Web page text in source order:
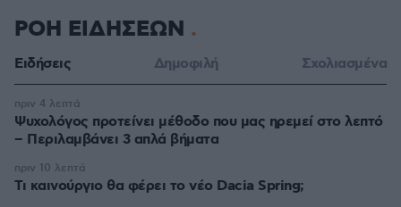
ΡΟΗ ΕΙΔΗΣΕΩΝ
Ειδήσεις Δημοφιλή Σχολιασμένα
Ψυχολόγος προτείνει μέθοδο που μας ηρεμεί στο λεπτό
– Περιλαμβάνει 3 απλά βήματα
πριν 4 λεπτά
Τι καινούργιο θα φέρει το νέο Dacia Spring;
πριν 10 λεπτά